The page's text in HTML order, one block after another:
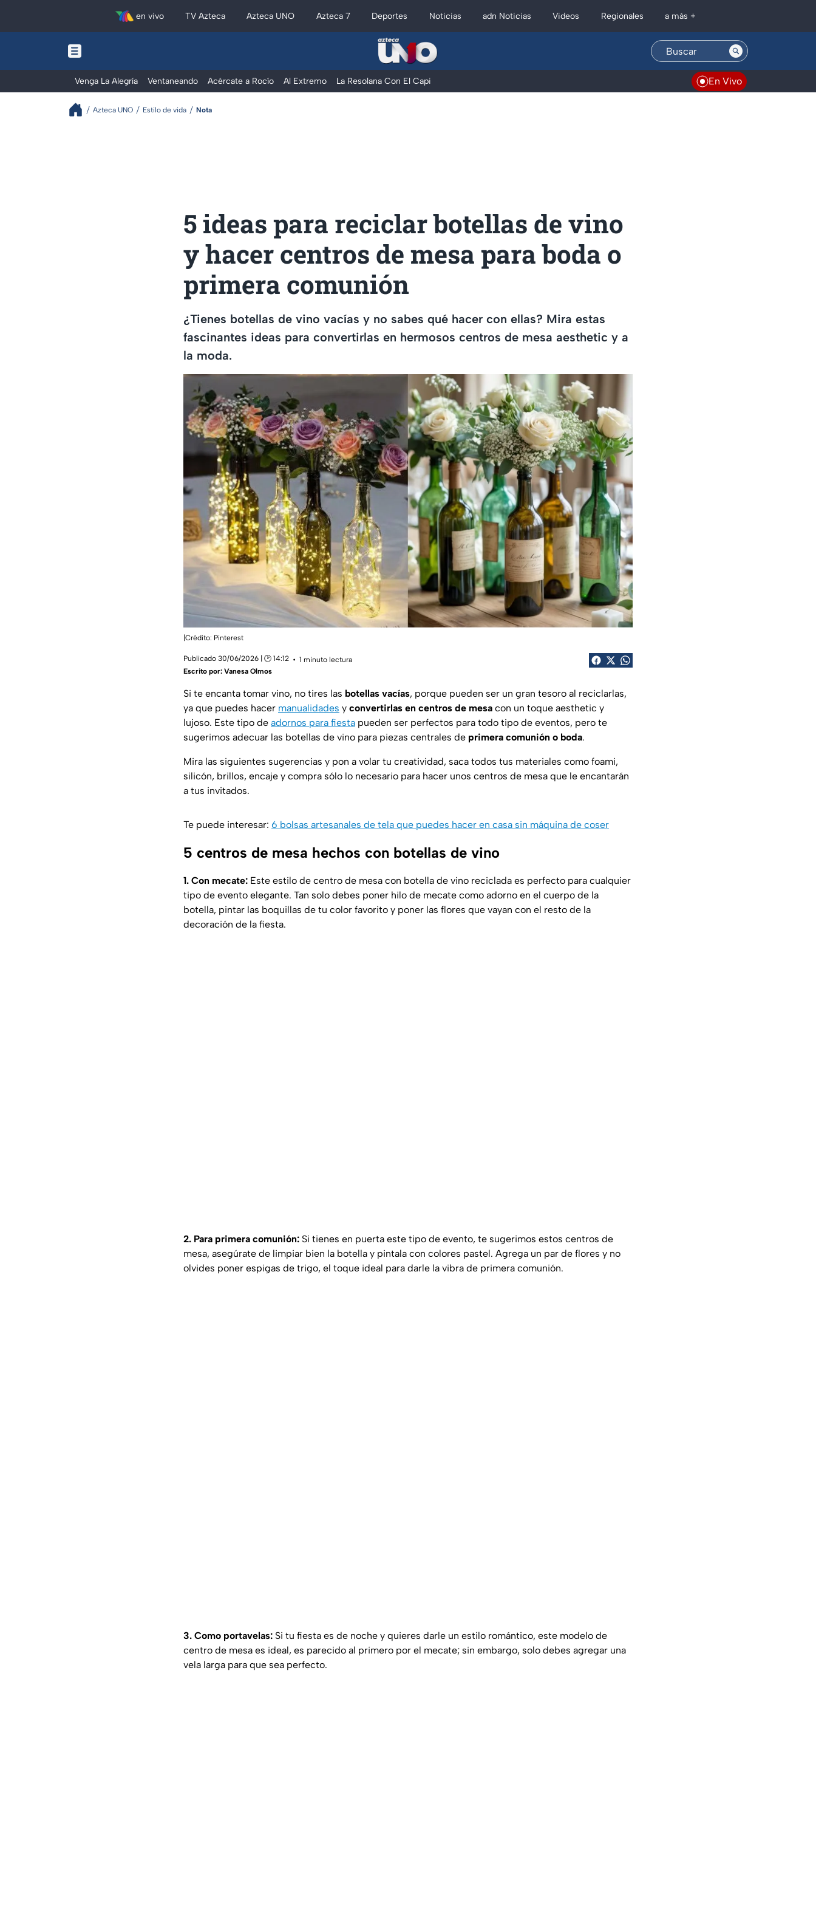
en vivo TV Azteca Azteca UNO Azteca 7 Deportes Noticias adn Noticias Videos Regionales a más +
Venga La Alegría Ventaneando Acércate a Rocío Al Extremo La Resolana Con El Capi En Vivo
Azteca UNO Estilo de vida Nota
5 ideas para reciclar botellas de vino
y hacer centros de mesa para boda o
primera comunión
¿Tienes botellas de vino vacías y no sabes qué hacer con ellas? Mira estas
fascinantes ideas para convertirlas en hermosos centros de mesa aesthetic y a
la moda.
|Crédito: Pinterest
Publicado 30/06/2026 | 🕑 14:12
1 minuto lectura
Escrito por: Vanesa Olmos
Si te encanta tomar vino, no tires las botellas vacías, porque pueden ser un gran tesoro al reciclarlas,
ya que puedes hacer manualidades y convertirlas en centros de mesa con un toque aesthetic y
lujoso. Este tipo de adornos para fiesta pueden ser perfectos para todo tipo de eventos, pero te
sugerimos adecuar las botellas de vino para piezas centrales de primera comunión o boda.
Mira las siguientes sugerencias y pon a volar tu creatividad, saca todos tus materiales como foami,
silicón, brillos, encaje y compra sólo lo necesario para hacer unos centros de mesa que le encantarán
a tus invitados.
Te puede interesar: 6 bolsas artesanales de tela que puedes hacer en casa sin máquina de coser
5 centros de mesa hechos con botellas de vino
1. Con mecate: Este estilo de centro de mesa con botella de vino reciclada es perfecto para cualquier
tipo de evento elegante. Tan solo debes poner hilo de mecate como adorno en el cuerpo de la
botella, pintar las boquillas de tu color favorito y poner las flores que vayan con el resto de la
decoración de la fiesta.
2. Para primera comunión: Si tienes en puerta este tipo de evento, te sugerimos estos centros de
mesa, asegúrate de limpiar bien la botella y pintala con colores pastel. Agrega un par de flores y no
olvides poner espigas de trigo, el toque ideal para darle la vibra de primera comunión.
3. Como portavelas: Si tu fiesta es de noche y quieres darle un estilo romántico, este modelo de
centro de mesa es ideal, es parecido al primero por el mecate; sin embargo, solo debes agregar una
vela larga para que sea perfecto.